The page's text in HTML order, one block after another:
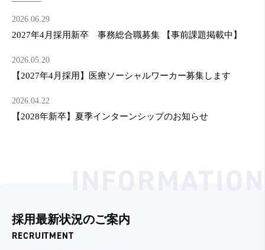
2026.06.29
2027年4月採用新卒 事務総合職募集 【事前課題掲載中】
2026.05.20
【2027年4月採用】医療ソーシャルワーカー募集します
2026.04.22
【2028年新卒】夏季インターンシップのお知らせ
採用最新状況のご案内
RECRUITMENT